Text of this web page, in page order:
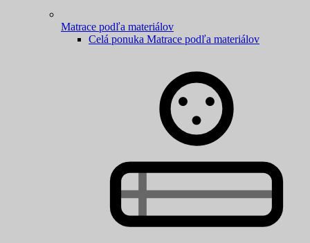
Matrace podľa materiálov
Celá ponuka Matrace podľa materiálov